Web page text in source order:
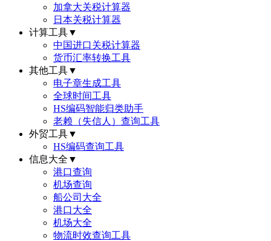
加拿大关税计算器
日本关税计算器
计算工具▼
中国进口关税计算器
货币汇率转换工具
其他工具▼
电子章生成工具
全球时间工具
HS编码智能归类助手
老赖（失信人）查询工具
外贸工具▼
HS编码查询工具
信息大全 ▼
港口查询
机场查询
船公司大全
港口大全
机场大全
物流时效查询工具